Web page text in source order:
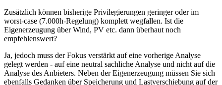
Zusätzlich können bisherige Privilegierungen geringer oder im
worst-case (7.000h-Regelung) komplett wegfallen. Ist die
Eigenerzeugung über Wind, PV etc. dann überhaut noch
empfehlenswert?
Ja, jedoch muss der Fokus verstärkt auf eine vorherige Analyse
gelegt werden - auf eine neutral sachliche Analyse und nicht auf die
Analyse des Anbieters. Neben der Eigenerzeugung müssen Sie sich
ebenfalls Gedanken über Speicherung und Lastverschiebung auf der